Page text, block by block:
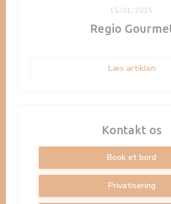
15/01/2015
Regio
Læs artiklen
Kontakt os
Book et bord
Privatisering